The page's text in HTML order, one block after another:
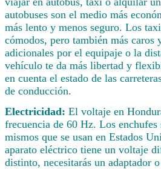
autobuses son el medio más
más lento y menos seguro. Los
cómodos, pero también más caros
adicionales por el equipaje o la
vehículo te da más libertad y
en cuenta el estado de las
de conducción.
Electricidad: El voltaje en
frecuencia de 60 Hz. Los
mismos que se usan en Estados
aparato eléctrico tiene un voltaje
distinto, necesitarás un adaptador